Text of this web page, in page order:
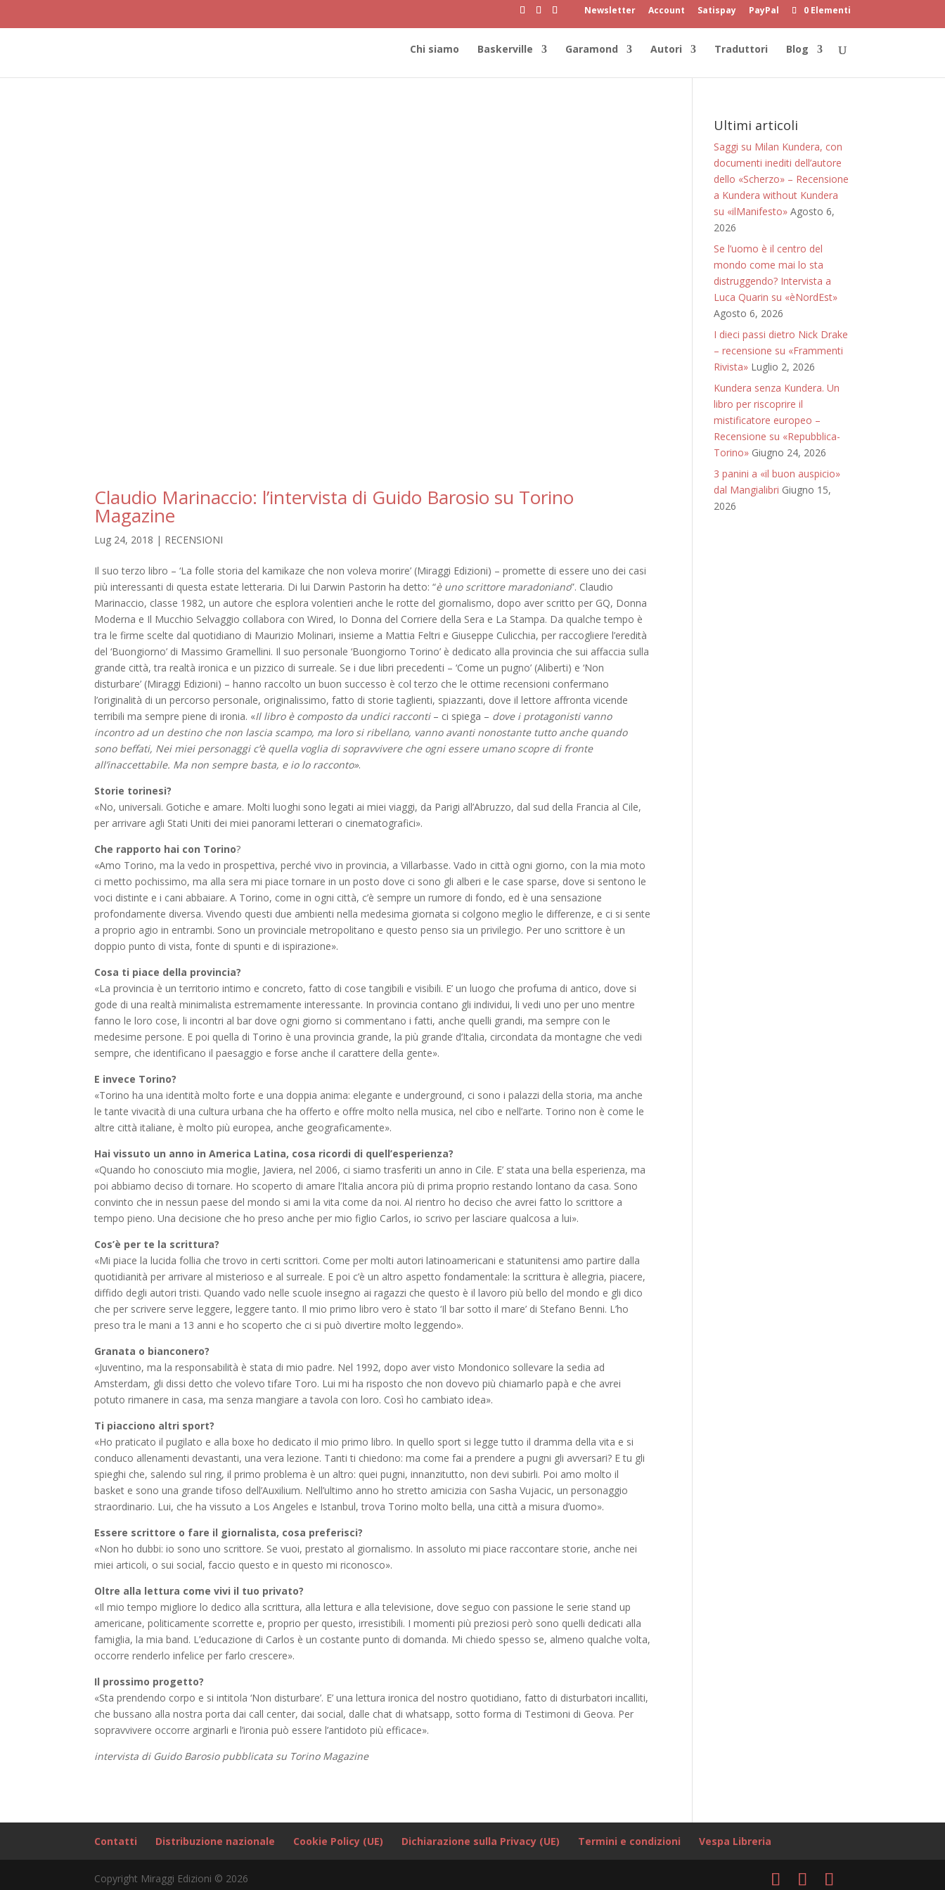
Newsletter Account Satispay PayPal 0 Elementi
Chi siamo Baskerville Garamond Autori Traduttori Blog
Claudio Marinaccio: l’intervista di Guido Barosio su Torino
Magazine
Lug 24, 2018 | RECENSIONI
Il suo terzo libro – ‘La folle storia del kamikaze che non voleva morire’ (Miraggi Edizioni) – promette di essere uno dei casi
più interessanti di questa estate letteraria. Di lui Darwin Pastorin ha detto: “è uno scrittore maradoniano”. Claudio
Marinaccio, classe 1982, un autore che esplora volentieri anche le rotte del giornalismo, dopo aver scritto per GQ, Donna
Moderna e Il Mucchio Selvaggio collabora con Wired, Io Donna del Corriere della Sera e La Stampa. Da qualche tempo è
tra le firme scelte dal quotidiano di Maurizio Molinari, insieme a Mattia Feltri e Giuseppe Culicchia, per raccogliere l’eredità
del ‘Buongiorno’ di Massimo Gramellini. Il suo personale ‘Buongiorno Torino’ è dedicato alla provincia che sui affaccia sulla
grande città, tra realtà ironica e un pizzico di surreale. Se i due libri precedenti – ‘Come un pugno’ (Aliberti) e ‘Non
disturbare’ (Miraggi Edizioni) – hanno raccolto un buon successo è col terzo che le ottime recensioni confermano
l’originalità di un percorso personale, originalissimo, fatto di storie taglienti, spiazzanti, dove il lettore affronta vicende
terribili ma sempre piene di ironia. «Il libro è composto da undici racconti – ci spiega – dove i protagonisti vanno
incontro ad un destino che non lascia scampo, ma loro si ribellano, vanno avanti nonostante tutto anche quando
sono beffati, Nei miei personaggi c’è quella voglia di sopravvivere che ogni essere umano scopre di fronte
all’inaccettabile. Ma non sempre basta, e io lo racconto».
Storie torinesi?
«No, universali. Gotiche e amare. Molti luoghi sono legati ai miei viaggi, da Parigi all’Abruzzo, dal sud della Francia al Cile,
per arrivare agli Stati Uniti dei miei panorami letterari o cinematografici».
Che rapporto hai con Torino?
«Amo Torino, ma la vedo in prospettiva, perché vivo in provincia, a Villarbasse. Vado in città ogni giorno, con la mia moto
ci metto pochissimo, ma alla sera mi piace tornare in un posto dove ci sono gli alberi e le case sparse, dove si sentono le
voci distinte e i cani abbaiare. A Torino, come in ogni città, c’è sempre un rumore di fondo, ed è una sensazione
profondamente diversa. Vivendo questi due ambienti nella medesima giornata si colgono meglio le differenze, e ci si sente
a proprio agio in entrambi. Sono un provinciale metropolitano e questo penso sia un privilegio. Per uno scrittore è un
doppio punto di vista, fonte di spunti e di ispirazione».
Cosa ti piace della provincia?
«La provincia è un territorio intimo e concreto, fatto di cose tangibili e visibili. E’ un luogo che profuma di antico, dove si
gode di una realtà minimalista estremamente interessante. In provincia contano gli individui, li vedi uno per uno mentre
fanno le loro cose, li incontri al bar dove ogni giorno si commentano i fatti, anche quelli grandi, ma sempre con le
medesime persone. E poi quella di Torino è una provincia grande, la più grande d’Italia, circondata da montagne che vedi
sempre, che identificano il paesaggio e forse anche il carattere della gente».
E invece Torino?
«Torino ha una identità molto forte e una doppia anima: elegante e underground, ci sono i palazzi della storia, ma anche
le tante vivacità di una cultura urbana che ha offerto e offre molto nella musica, nel cibo e nell’arte. Torino non è come le
altre città italiane, è molto più europea, anche geograficamente».
Hai vissuto un anno in America Latina, cosa ricordi di quell’esperienza?
«Quando ho conosciuto mia moglie, Javiera, nel 2006, ci siamo trasferiti un anno in Cile. E’ stata una bella esperienza, ma
poi abbiamo deciso di tornare. Ho scoperto di amare l’Italia ancora più di prima proprio restando lontano da casa. Sono
convinto che in nessun paese del mondo si ami la vita come da noi. Al rientro ho deciso che avrei fatto lo scrittore a
tempo pieno. Una decisione che ho preso anche per mio figlio Carlos, io scrivo per lasciare qualcosa a lui».
Cos’è per te la scrittura?
«Mi piace la lucida follia che trovo in certi scrittori. Come per molti autori latinoamericani e statunitensi amo partire dalla
quotidianità per arrivare al misterioso e al surreale. E poi c’è un altro aspetto fondamentale: la scrittura è allegria, piacere,
diffido degli autori tristi. Quando vado nelle scuole insegno ai ragazzi che questo è il lavoro più bello del mondo e gli dico
che per scrivere serve leggere, leggere tanto. Il mio primo libro vero è stato ‘Il bar sotto il mare’ di Stefano Benni. L’ho
preso tra le mani a 13 anni e ho scoperto che ci si può divertire molto leggendo».
Granata o bianconero?
«Juventino, ma la responsabilità è stata di mio padre. Nel 1992, dopo aver visto Mondonico sollevare la sedia ad
Amsterdam, gli dissi detto che volevo tifare Toro. Lui mi ha risposto che non dovevo più chiamarlo papà e che avrei
potuto rimanere in casa, ma senza mangiare a tavola con loro. Così ho cambiato idea».
Ti piacciono altri sport?
«Ho praticato il pugilato e alla boxe ho dedicato il mio primo libro. In quello sport si legge tutto il dramma della vita e si
conduco allenamenti devastanti, una vera lezione. Tanti ti chiedono: ma come fai a prendere a pugni gli avversari? E tu gli
spieghi che, salendo sul ring, il primo problema è un altro: quei pugni, innanzitutto, non devi subirli. Poi amo molto il
basket e sono una grande tifoso dell’Auxilium. Nell’ultimo anno ho stretto amicizia con Sasha Vujacic, un personaggio
straordinario. Lui, che ha vissuto a Los Angeles e Istanbul, trova Torino molto bella, una città a misura d’uomo».
Essere scrittore o fare il giornalista, cosa preferisci?
«Non ho dubbi: io sono uno scrittore. Se vuoi, prestato al giornalismo. In assoluto mi piace raccontare storie, anche nei
miei articoli, o sui social, faccio questo e in questo mi riconosco».
Oltre alla lettura come vivi il tuo privato?
«Il mio tempo migliore lo dedico alla scrittura, alla lettura e alla televisione, dove seguo con passione le serie stand up
americane, politicamente scorrette e, proprio per questo, irresistibili. I momenti più preziosi però sono quelli dedicati alla
famiglia, la mia band. L’educazione di Carlos è un costante punto di domanda. Mi chiedo spesso se, almeno qualche volta,
occorre renderlo infelice per farlo crescere».
Il prossimo progetto?
«Sta prendendo corpo e si intitola ‘Non disturbare’. E’ una lettura ironica del nostro quotidiano, fatto di disturbatori incalliti,
che bussano alla nostra porta dai call center, dai social, dalle chat di whatsapp, sotto forma di Testimoni di Geova. Per
sopravvivere occorre arginarli e l’ironia può essere l’antidoto più efficace».
intervista di Guido Barosio pubblicata su Torino Magazine
Ultimi articoli
Saggi su Milan Kundera, con
documenti inediti dell’autore
dello «Scherzo» – Recensione
a Kundera without Kundera
su «ilManifesto» Agosto 6,
2026
Se l’uomo è il centro del
mondo come mai lo sta
distruggendo? Intervista a
Luca Quarin su «èNordEst»
Agosto 6, 2026
I dieci passi dietro Nick Drake
– recensione su «Frammenti
Rivista» Luglio 2, 2026
Kundera senza Kundera. Un
libro per riscoprire il
mistificatore europeo –
Recensione su «Repubblica-
Torino» Giugno 24, 2026
3 panini a «il buon auspicio»
dal Mangialibri Giugno 15,
2026
Contatti Distribuzione nazionale Cookie Policy (UE) Dichiarazione sulla Privacy (UE) Termini e condizioni Vespa Libreria
Copyright Miraggi Edizioni © 2026